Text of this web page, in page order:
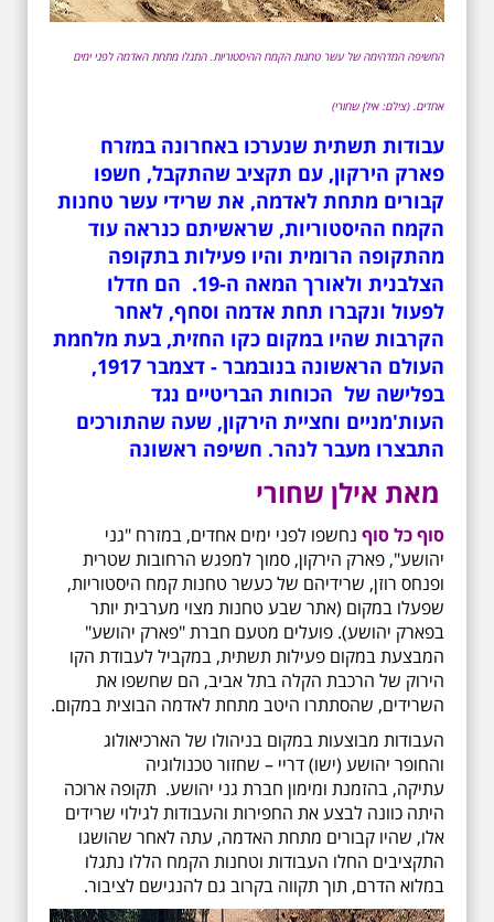
החשיפה המדהימה של עשר טחנות הקמח ההיסטוריות. התגלו מתחת האדמה לפני ימים
אחדים. (צילם: אילן שחורי)
עבודות תשתית שנערכו באחרונה במזרח
פארק הירקון, עם תקציב שהתקבל, חשפו
קבורים מתחת לאדמה, את שרידי עשר טחנות
הקמח ההיסטוריות, שראשיתם כנראה עוד
מהתקופה הרומית והיו פעילות בתקופה
הצלבנית ולאורך המאה ה-19. הם חדלו
לפעול ונקברו תחת אדמה וסחף, לאחר
הקרבות שהיו במקום כקו החזית, בעת מלחמת
העולם הראשונה בנובמבר - דצמבר 1917,
בפלישה של הכוחות הבריטיים נגד
העות'מניים וחציית הירקון, שעה שהתורכים
התבצרו מעבר לנהר. חשיפה ראשונה
מאת אילן שחורי
סוף כל סוף נחשפו לפני ימים אחדים, במזרח "גני
יהושע", פארק הירקון, סמוך למפגש הרחובות שטרית
ופנחס רוזן, שרידיהם של כעשר טחנות קמח היסטוריות,
שפעלו במקום (אתר שבע טחנות מצוי מערבית יותר
בפארק יהושע). פועלים מטעם חברת "פארק יהושע"
המבצעת במקום פעילות תשתית, במקביל לעבודת הקו
הירוק של הרכבת הקלה בתל אביב, הם שחשפו את
השרידים, שהסתתרו היטב מתחת לאדמה הבוצית במקום.
העבודות מבוצעות במקום בניהולו של הארכיאולוג
והחופר יהושע (ישו) דריי – שחזור טכנולוגיה
עתיקה, בהזמנת ומימון חברת גני יהושע. תקופה ארוכה
היתה כוונה לבצע את החפירות והעבודות לגילוי שרידים
אלו, שהיו קבורים מתחת האדמה, עתה לאחר שהושגו
התקציבים החלו העבודות וטחנות הקמח הללו נתגלו
במלוא הדרם, תוך תקווה בקרוב גם להנגישם לציבור.